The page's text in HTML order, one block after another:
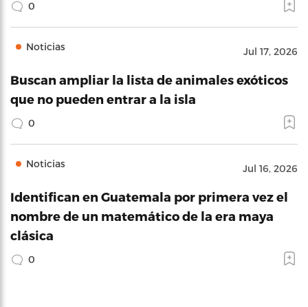
0
Noticias Jul 17, 2026
Buscan ampliar la lista de animales exóticos
que no pueden entrar a la isla
0
Noticias Jul 16, 2026
Identifican en Guatemala por primera vez el
nombre de un matemático de la era maya
clásica
0